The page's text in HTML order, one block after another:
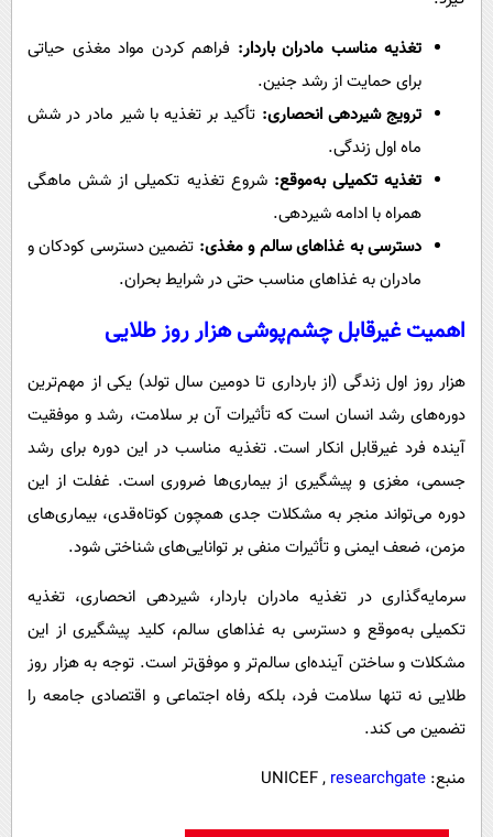
تغذیه مناسب مادران باردار: فراهم کردن مواد مغذی حیاتی
برای حمایت از رشد جنین.
ترویج شیردهی انحصاری: تأکید بر تغذیه با شیر مادر در شش
ماه اول زندگی.
تغذیه تکمیلی به‌موقع: شروع تغذیه تکمیلی از شش ماهگی
همراه با ادامه شیردهی.
دسترسی به غذاهای سالم و مغذی: تضمین دسترسی کودکان و
مادران به غذاهای مناسب حتی در شرایط بحران.
اهمیت غیرقابل چشم‌پوشی هزار روز طلایی
هزار روز اول زندگی (از بارداری تا دومین سال تولد) یکی از مهم‌ترین
دوره‌های رشد انسان است که تأثیرات آن بر سلامت، رشد و موفقیت
آینده فرد غیرقابل انکار است. تغذیه مناسب در این دوره برای رشد
جسمی، مغزی و پیشگیری از بیماری‌ها ضروری است. غفلت از این
دوره می‌تواند منجر به مشکلات جدی همچون کوتاه‌قدی، بیماری‌های
مزمن، ضعف ایمنی و تأثیرات منفی بر توانایی‌های شناختی شود.
سرمایه‌گذاری در تغذیه مادران باردار، شیردهی انحصاری، تغذیه
تکمیلی به‌موقع و دسترسی به غذاهای سالم، کلید پیشگیری از این
مشکلات و ساختن آینده‌ای سالم‌تر و موفق‌تر است. توجه به هزار روز
طلایی نه تنها سلامت فرد، بلکه رفاه اجتماعی و اقتصادی جامعه را
تضمین می کند.
منبع: UNICEF , researchgate